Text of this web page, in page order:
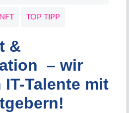
TOP TIPP
&
– wir
Talente mit